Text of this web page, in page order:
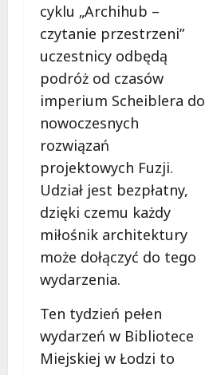
cyklu „Archihub –
czytanie przestrzeni”
uczestnicy odbędą
podróż od czasów
imperium Scheiblera do
nowoczesnych
rozwiązań
projektowych Fuzji.
Udział jest bezpłatny,
dzięki czemu każdy
miłośnik architektury
może dołączyć do tego
wydarzenia.
Ten tydzień pełen
wydarzeń w Bibliotece
Miejskiej w Łodzi to